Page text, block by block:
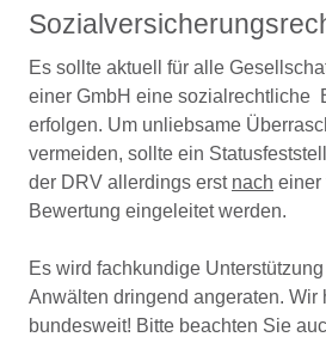
Es sollte aktuell für alle
einer GmbH eine sozialrechtliche
erfolgen. Um unliebsame
vermeiden, sollte ein
der DRV allerdings erst nach einer
Bewertung eingeleitet werden.
Es wird fachkundige
Anwälten dringend angeraten. Wir
bundesweit! Bitte beachten Sie